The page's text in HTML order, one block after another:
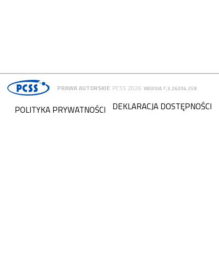
PRAWA AUTORSKIE PCSS 2026 WERSJA 7.3.26204.258
DEKLARACJA DOSTĘPNOŚCI
POLITYKA PRYWATNOŚCI